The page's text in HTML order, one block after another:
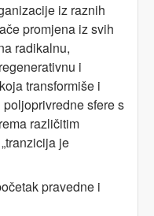
iz raznih
promjena iz svih
radikalnu,
i
transformiše i
sfere s
različitim
je
pravedne i